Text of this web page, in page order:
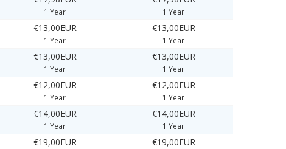
1 Year 1 Year
€13,00EUR
1 Year
€13,00EUR
1 Year
€13,00EUR
1 Year
€13,00EUR
1 Year
€12,00EUR
1 Year
€12,00EUR
1 Year
€14,00EUR
1 Year
€14,00EUR
1 Year
€19,00EUR €19,00EUR